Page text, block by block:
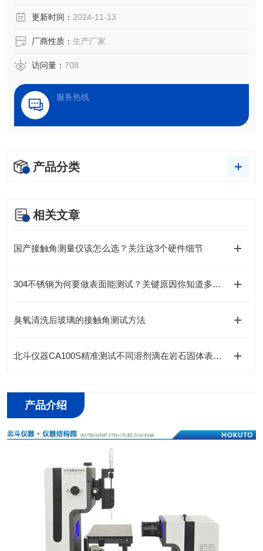
更新时间： 2024-11-13
厂商性质： 生产厂家
访问量： 708
服务热线
产品分类
相关文章
国产接触角测量仪该怎么选？关注这3个硬件细节
304不锈钢为何要做表面能测试？关键原因你知道多少？
臭氧清洗后玻璃的接触角测试方法
北斗仪器CA100S精准测试不同溶剂滴在岩石固体表面超亲水接触角的瞬间润湿
产品介绍